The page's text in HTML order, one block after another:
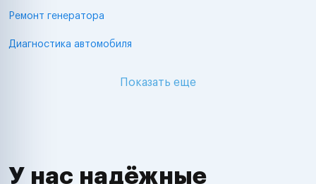
Ремонт генератора
Диагностика автомобиля
Показать еще
У нас надёжные